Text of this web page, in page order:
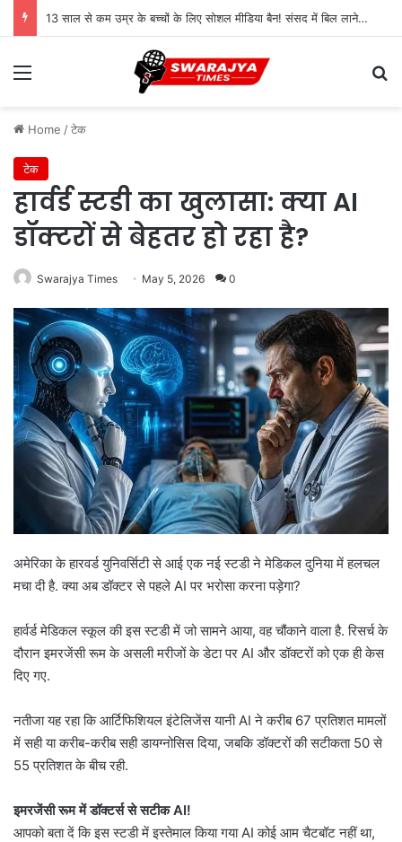
13 साल से कम उम्र के बच्चों के लिए सोशल मीडिया बैन! संसद में बिल लाने की तैयारी
Menu
Home /टेक
टेक
हार्वर्ड स्टडी का खुलासा: क्या AI
डॉक्टरों से बेहतर हो रहा है?
Swarajya Times May 5, 2026 0
अमेरिका के हारवर्ड युनिवर्सिटी से आई एक नई स्टडी ने मेडिकल दुनिया में हलचल
मचा दी है. क्या अब डॉक्टर से पहले AI पर भरोसा करना पड़ेगा?
हार्वर्ड मेडिकल स्कूल की इस स्टडी में जो सामने आया, वह चौंकाने वाला है. रिसर्च के
दौरान इमरजेंसी रूम के असली मरीजों के डेटा पर AI और डॉक्टरों को एक ही केस
दिए गए.
नतीजा यह रहा कि आर्टिफिशियल इंटेलिजेंस यानी AI ने करीब 67 प्रतिशत मामलों
में सही या करीब-करीब सही डायग्नोसिस दिया, जबकि डॉक्टरों की सटीकता 50 से
55 प्रतिशत के बीच रही.
इमरजेंसी रूम में डॉक्टर्स से सटीक AI!
आपको बता दें कि इस स्टडी में इस्तेमाल किया गया AI कोई आम चैटबॉट नहीं था,